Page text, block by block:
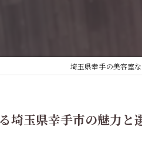
埼玉県幸手の美容室
埼玉県幸手市の魅力と